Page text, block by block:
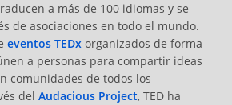
a más de 100 idiomas y se
de asociaciones en todo el mundo.
eventos TEDxorganizados de forma
a personas para compartir ideas
comunidades de todos los
del Audacious Project, TED ha